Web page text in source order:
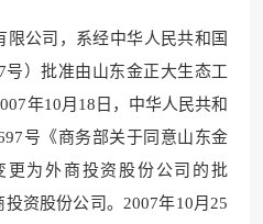
公司，系经中华人民共和国
号）批准由山东金正大生态工
年10月18日，中华人民共和
号《商务部关于同意山东金
更为外商投资股份公司的批
资股份公司。2007年10月25